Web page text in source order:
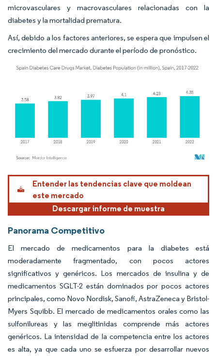
microvasculares y macrovasculares relacionadas con la
diabetes y la mortalidad prematura.
Así, debido a los factores anteriores, se espera que impulsen el
crecimiento del mercado durante el período de pronóstico.
Imagen © Mordor Intelligence. El uso requiere atribución según CC BY 4.0.
Entender las tendencias clave que moldean
este mercado
Descargar informe de muestra
Panorama Competitivo
El mercado de medicamentos para la diabetes está
moderadamente fragmentado, con pocos actores
significativos y genéricos. Los mercados de insulina y de
medicamentos SGLT-2 están dominados por pocos actores
principales, como Novo Nordisk, Sanofi, AstraZeneca y Bristol-
Myers Squibb. El mercado de medicamentos orales como las
sulfonilureas y las meglitinidas comprende más actores
genéricos. La intensidad de la competencia entre los actores
es alta, ya que cada uno se esfuerza por desarrollar nuevos